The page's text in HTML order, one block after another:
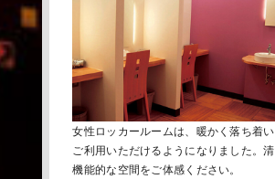
女性ロッカールームは、暖かく落ち着
ご利用いただけるようになりました。
機能的な空間をご体感ください。